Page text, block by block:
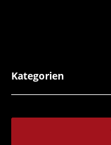
Kategorien